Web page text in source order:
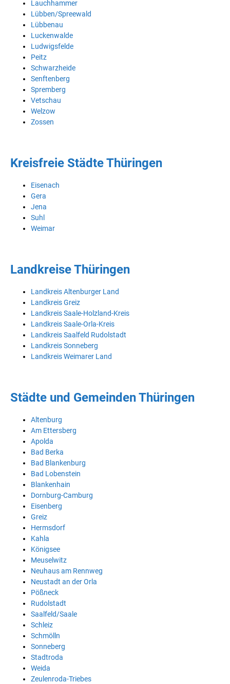
Lauchhammer
Lübben/Spreewald
Lübbenau
Luckenwalde
Ludwigsfelde
Peitz
Schwarzheide
Senftenberg
Spremberg
Vetschau
Welzow
Zossen
Kreisfreie Städte Thüringen
Eisenach
Gera
Jena
Suhl
Weimar
Landkreise Thüringen
Landkreis Altenburger Land
Landkreis Greiz
Landkreis Saale-Holzland-Kreis
Landkreis Saale-Orla-Kreis
Landkreis Saalfeld Rudolstadt
Landkreis Sonneberg
Landkreis Weimarer Land
Städte und Gemeinden Thüringen
Altenburg
Am Ettersberg
Apolda
Bad Berka
Bad Blankenburg
Bad Lobenstein
Blankenhain
Dornburg-Camburg
Eisenberg
Greiz
Hermsdorf
Kahla
Königsee
Meuselwitz
Neuhaus am Rennweg
Neustadt an der Orla
Pößneck
Rudolstadt
Saalfeld/Saale
Schleiz
Schmölln
Sonneberg
Stadtroda
Weida
Zeulenroda-Triebes